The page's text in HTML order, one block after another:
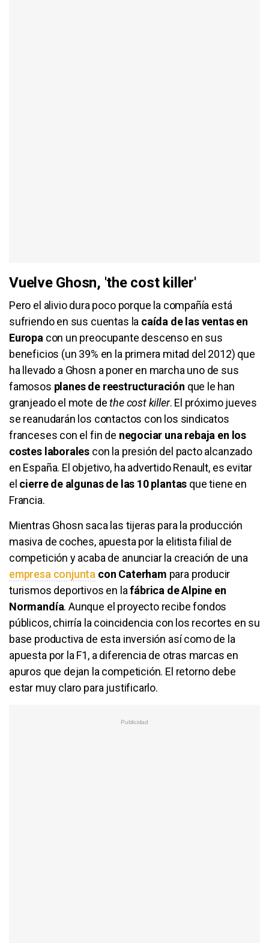
Vuelve Ghosn, 'the cost killer'
Pero el alivio dura poco porque la compañía está
sufriendo en sus cuentas la caída de las ventas en
Europa con un preocupante descenso en sus
beneficios (un 39% en la primera mitad del 2012) que
ha llevado a Ghosn a poner en marcha uno de sus
famosos planes de reestructuración que le han
granjeado el mote dethe cost killer. El próximo jueves
se reanudarán los contactos con los sindicatos
franceses con el fin de negociar una rebaja en los
costes laborales con la presión del pacto alcanzado
en España. El objetivo, ha advertido Renault, es evitar
el cierre de algunas de las 10 plantas que tiene en
Francia.
Mientras Ghosn saca las tijeras para la producción
masiva de coches, apuesta por la elitista filial de
competición y acaba de anunciar la creación de una
empresa conjunta con Caterham para producir
turismos deportivos en lafábrica de Alpine en
Normandía. Aunque el proyecto recibe fondos
públicos, chirría la coincidencia con los recortes en su
base productiva de esta inversión así como de la
apuesta por la F1, a diferencia de otras marcas en
apuros que dejan la competición. El retorno debe
estar muy claro para justificarlo.